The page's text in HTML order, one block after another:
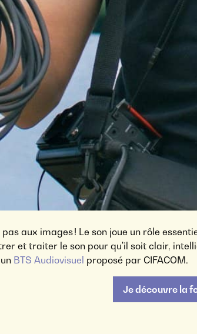
pas aux images ! Le son joue un rôle
et traiter le son pour qu'il soit clair,
BTS Audiovisuel proposé par CIFACOM.
Je découvre la